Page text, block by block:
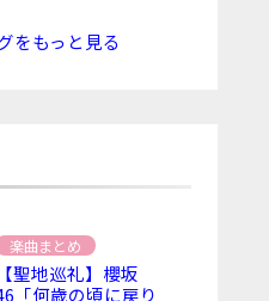
をもっと見る
楽曲まとめ
【聖地巡礼】櫻坂
「何歳の頃に戻り